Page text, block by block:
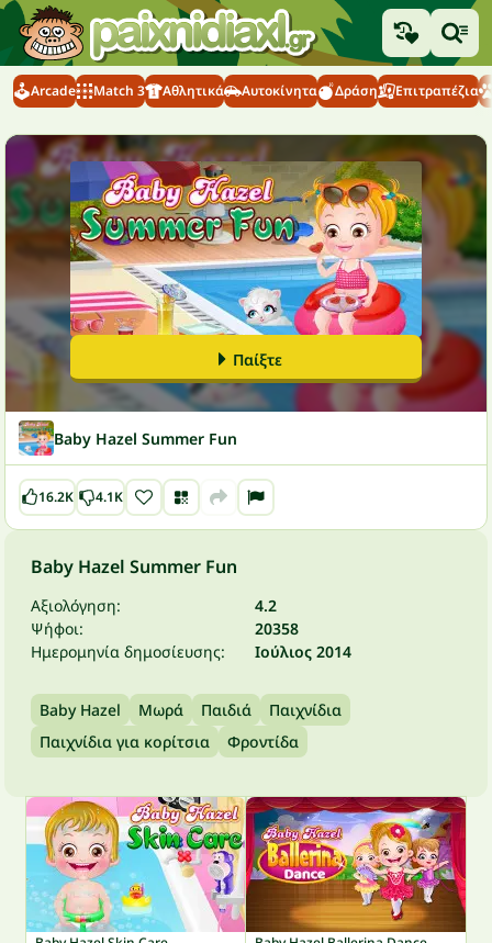
Arcade Match 3 Αθλητικά Αυτοκίνητα Δράση Επιτραπέζια
Παίξτε
Baby Hazel Summer Fun
16.2K 4.1K
Baby Hazel Summer Fun
Αξιολόγηση:
4.2
Ψήφοι:
20358
Ημερομηνία δημοσίευσης:
Ιούλιος 2014
Baby Hazel Μωρά Παιδιά
Παιχνίδια
Παιχνίδια για κορίτσια
Φροντίδα